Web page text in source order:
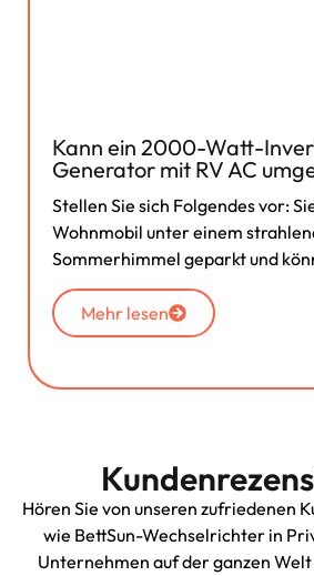
Kann ein 2000-Watt-
Generator mit RV AC
Stellen Sie sich Folgendes vor:
Wohnmobil unter einem
Sommerhimmel geparkt und
Mehr lesen
Hören Sie von unseren zufriedenen
wie BettSun-Wechselrichter in
Unternehmen auf der ganzen